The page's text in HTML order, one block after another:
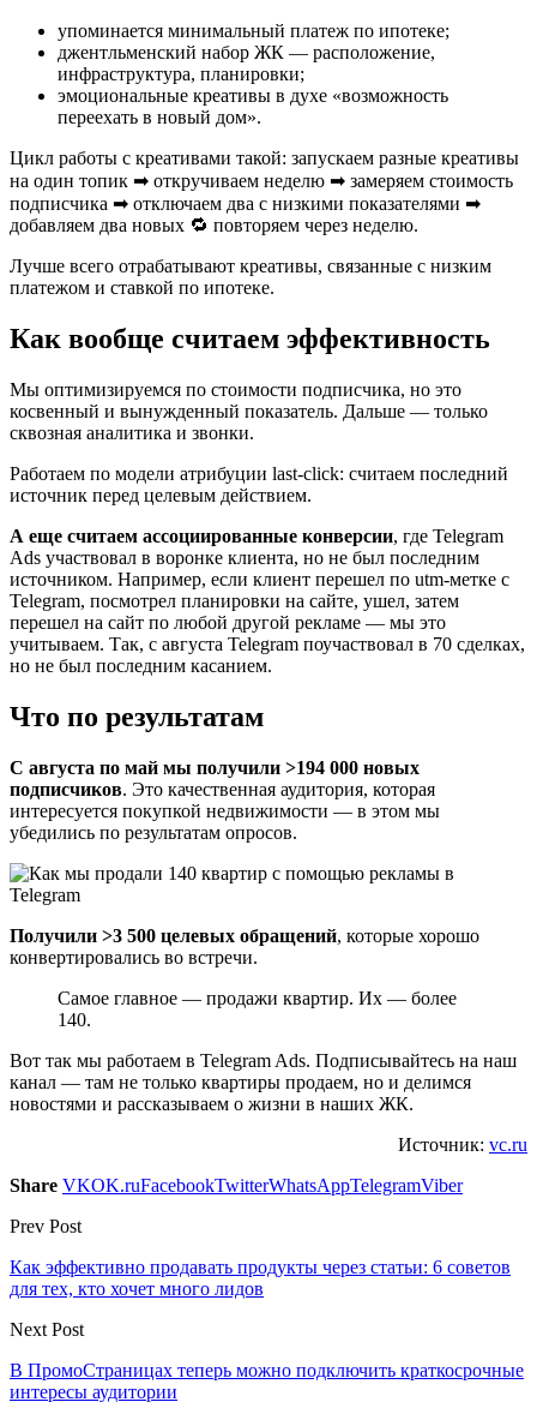
упоминается минимальный платеж по ипотеке;
джентльменский набор ЖК — расположение,
инфраструктура, планировки;
эмоциональные креативы в духе «возможность
переехать в новый дом».
Цикл работы с креативами такой: запускаем разные креативы
на один топик ➡ откручиваем неделю ➡ замеряем стоимость
подписчика ➡ отключаем два с низкими показателями ➡
добавляем два новых 🔁 повторяем через неделю.
Лучше всего отрабатывают креативы, связанные с низким
платежом и ставкой по ипотеке.
Как вообще считаем эффективность
Мы оптимизируемся по стоимости подписчика, но это
косвенный и вынужденный показатель. Дальше — только
сквозная аналитика и звонки.
Работаем по модели атрибуции last-click: считаем последний
источник перед целевым действием.
А еще считаем ассоциированные конверсии, где Telegram
Ads участвовал в воронке клиента, но не был последним
источником. Например, если клиент перешел по utm-метке с
Telegram, посмотрел планировки на сайте, ушел, затем
перешел на сайт по любой другой рекламе — мы это
учитываем. Так, с августа Telegram поучаствовал в 70 сделках,
но не был последним касанием.
Что по результатам
С августа по май мы получили >194 000 новых
подписчиков. Это качественная аудитория, которая
интересуется покупкой недвижимости — в этом мы
убедились по результатам опросов.
Получили >3 500 целевых обращений, которые хорошо
конвертировались во встречи.
Самое главное — продажи квартир. Их — более
140.
Вот так мы работаем в Telegram Ads. Подписывайтесь на наш
канал — там не только квартиры продаем, но и делимся
новостями и рассказываем о жизни в наших ЖК.
Источник: vc.ru
Share VKOK.ruFacebookTwitterWhatsAppTelegramViber
Prev Post
Как эффективно продавать продукты через статьи: 6 советов
для тех, кто хочет много лидов
Next Post
В ПромоСтраницах теперь можно подключить краткосрочные
интересы аудитории